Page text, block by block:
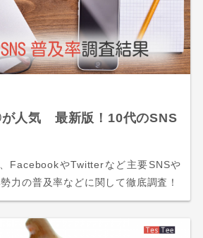
が人気 最新版！10代のSNS
FacebookやTwitterなど主要SNSや
力の普及率などに関して徹底調査！